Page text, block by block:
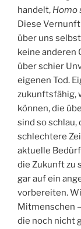
handelt, Homo
Diese
über uns
keine anderen
über schier
eigenen Tod.
zukunftsfähig,
können, die
sind so
schlechtere
aktuelle
die Zukunft zu
gar auf ein
vorbereiten.
Mitmenschen
die noch nicht